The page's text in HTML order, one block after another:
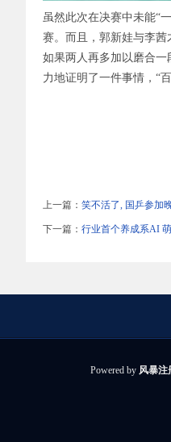
虽然此次在决赛中未能“
赛。而且，郭新娃与李
如果两人再多加以磨合
力地证明了一件事情，“
上一篇：笑不活了, 国乒参加
下一篇：行业首个养成系AI
Powered by 风暴注